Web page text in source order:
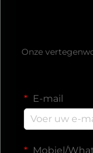
Onze
E-mail
Mobiel/